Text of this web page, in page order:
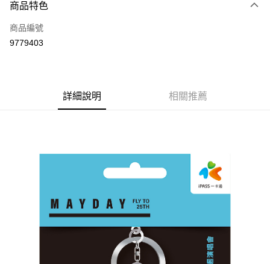
信用卡一次付款
超商取貨付款
全家取貨付款
每筆NT$65，滿NT$1,000(含以上)免運費
商品特色
商品編號
9779403
詳細說明 相關推薦